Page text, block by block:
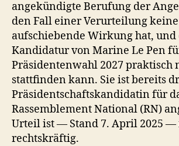
angekündigte Berufung der
den Fall einer Verurteilung keine
aufschiebende Wirkung hat, und
Kandidatur von Marine Le Pen
Präsidentenwahl 2027 praktisch
stattfinden kann. Sie ist bereits
Präsidentschaftskandidatin für
Rassemblement National (RN)
Urteil ist — Stand 7. April 2025 —
rechtskräftig.